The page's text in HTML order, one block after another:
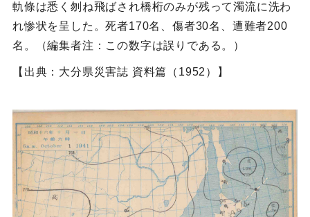
軌條は悉く刎ね飛ばされ橋桁のみが残って濁流に洗わ
れ惨状を呈した。死者170名、傷者30名、遭難者200
名。（編集者注：この数字は誤りである。）
【出典：大分県災害誌 資料篇（1952）】